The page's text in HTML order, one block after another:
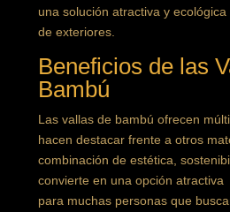
una solución atractiva y
de exteriores.
Beneficios de las
Bambú
Las vallas de bambú ofrecen
hacen destacar frente a otros
combinación de estética,
convierte en una opción atractiva
para muchas personas que